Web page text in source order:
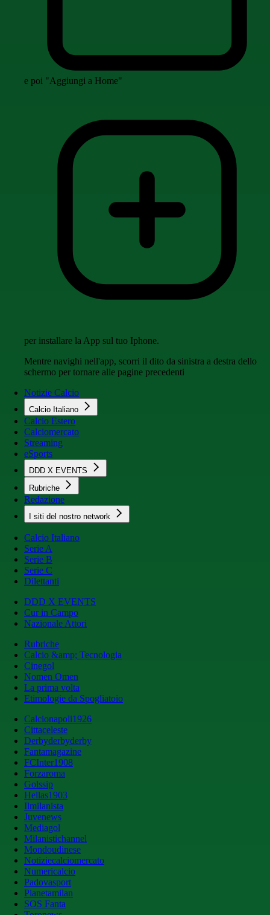
e poi "Aggiungi a Home"
per installare la App sul tuo Iphone.
Mentre navighi nell'app, scorri il dito da sinistra a destra dello
schermo per tornare alle pagine precedenti
Notizie Calcio
Calcio Italiano
Calcio Estero
Calciomercato
Streaming
eSports
DDD X EVENTS
Rubriche
Redazione
I siti del nostro network
Calcio Italiano
Serie A
Serie B
Serie C
Dilettanti
DDD X EVENTS
Cur in Campo
Nazionale Attori
Rubriche
Calcio &amp; Tecnologia
Cinegol
Nomen Omen
La prima volta
Etimologie da Spogliatoio
Calcionapoli1926
Cittaceleste
Derbyderbyderby
Fantamagazine
FCInter1908
Forzaroma
Golssip
Hellas1903
Ilmilanista
Juvenews
Mediagol
Milanistichannel
Mondoudinese
Notiziecalciomercato
Numericalcio
Padovasport
Pianetamilan
SOS Fanta